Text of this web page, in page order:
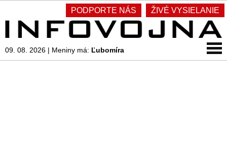
PODPORTE NÁS ŽIVÉ VYSIELANIE
09. 08. 2026 | Meniny má: Ľubomíra